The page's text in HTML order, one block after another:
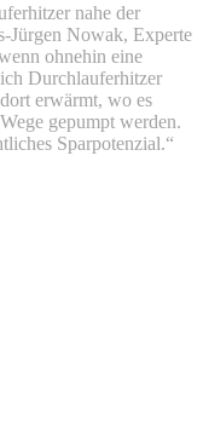
nahe der
Jürgen Nowak, Experte
ohnehin eine
Durchlauferhitzer
erwärmt, wo es
gepumpt werden.
Sparpotenzial.“